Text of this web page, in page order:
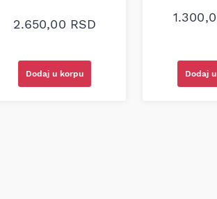
2.650,00 RSD
Dodaj u korpu Dodaj